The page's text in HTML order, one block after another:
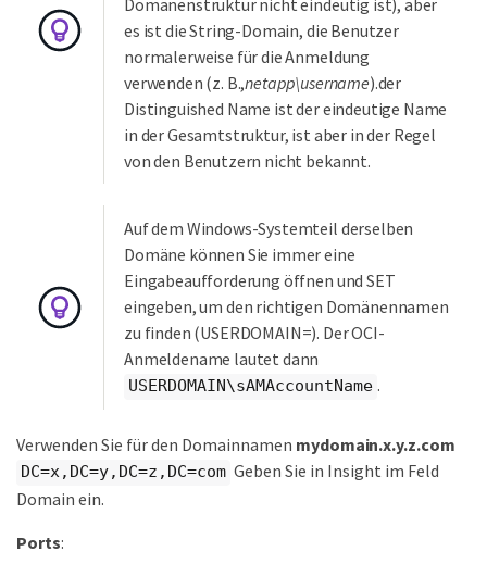
Domänenstruktur nicht eindeutig ist), aber
es ist die String-Domain, die Benutzer
normalerweise für die Anmeldung
verwenden (z. B.,netapp\username).der
Distinguished Name ist der eindeutige Name
in der Gesamtstruktur, ist aber in der Regel
von den Benutzern nicht bekannt.
Auf dem Windows-Systemteil derselben
Domäne können Sie immer eine
Eingabeaufforderung öffnen und SET
eingeben, um den richtigen Domänennamen
zu finden (USERDOMAIN=). Der OCI-
Anmeldename lautet dann
USERDOMAIN\sAMAccountName .
Verwenden Sie für den Domainnamen mydomain.x.y.z.com
DC=x,DC=y,DC=z,DC=com Geben Sie in Insight im Feld
Domain ein.
Ports: